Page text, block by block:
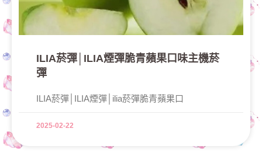
ILIA菸彈│ILIA煙彈脆青蘋果口味主機菸
彈
ILIA菸彈│ILIA煙彈│ilia菸彈脆青蘋果口
2025-02-22